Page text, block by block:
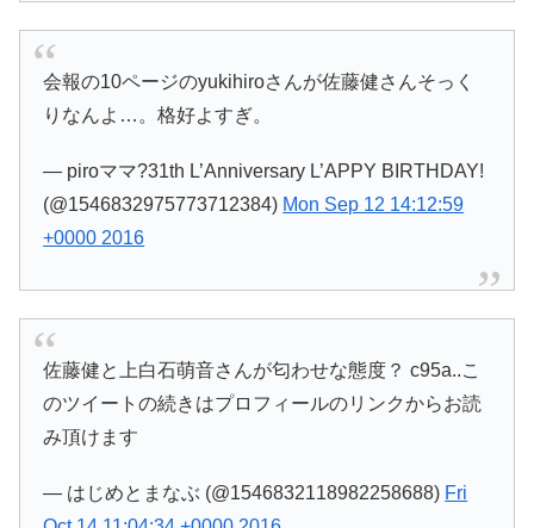
会報の10ページのyukihiroさんが佐藤健さんそっく
りなんよ…。格好よすぎ。
— piroママ?31th L’Anniversary L’APPY BIRTHDAY!
(@1546832975773712384) Mon Sep 12 14:12:59
+0000 2016
佐藤健と上白石萌音さんが匂わせな態度？ c95a..こ
のツイートの続きはプロフィールのリンクからお読
み頂けます
— はじめとまなぶ (@1546832118982258688) Fri